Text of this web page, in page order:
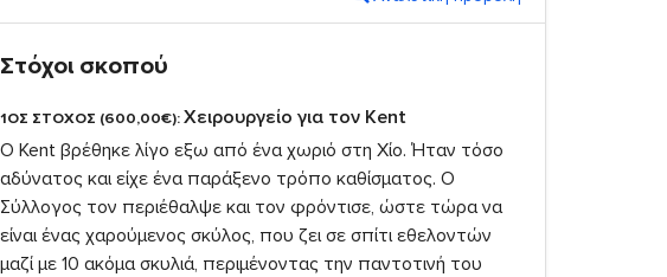
Στόχοι σκοπού
1ΟΣ ΣΤΟΧΟΣ (600,00€):Χειρουργείο για τον Kent
Ο Kent βρέθηκε λίγο εξω από ένα χωριό στη Χίο. Ήταν τόσο
αδύνατος και είχε ένα παράξενο τρόπο καθίσματος. Ο
Σύλλογος τον περιέθαλψε και τον φρόντισε, ώστε τώρα να
είναι ένας χαρούμενος σκύλος, που ζει σε σπίτι εθελοντών
μαζί με 10 ακόμα σκυλιά, περιμένοντας την παντοτινή του